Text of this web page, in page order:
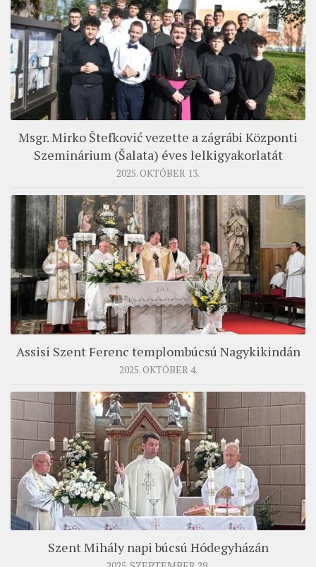
Msgr. Mirko Štefković vezette a zágrábi Központi
Szeminárium (Šalata) éves lelkigyakorlatát
2025. OKTÓBER 13.
Assisi Szent Ferenc templombúcsú Nagykikindán
2025. OKTÓBER 4.
Szent Mihály napi búcsú Hódegyházán